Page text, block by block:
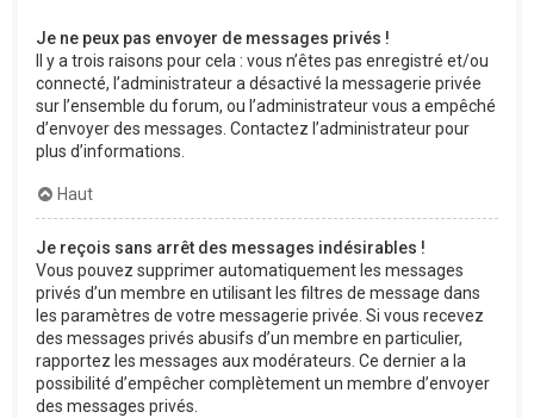
Je ne peux pas envoyer de messages privés !
Il y a trois raisons pour cela : vous n’êtes pas enregistré et/ou
connecté, l’administrateur a désactivé la messagerie privée
sur l’ensemble du forum, ou l’administrateur vous a empêché
d’envoyer des messages. Contactez l’administrateur pour
plus d’informations.
Haut
Je reçois sans arrêt des messages indésirables !
Vous pouvez supprimer automatiquement les messages
privés d’un membre en utilisant les filtres de message dans
les paramètres de votre messagerie privée. Si vous recevez
des messages privés abusifs d’un membre en particulier,
rapportez les messages aux modérateurs. Ce dernier a la
possibilité d’empêcher complètement un membre d’envoyer
des messages privés.